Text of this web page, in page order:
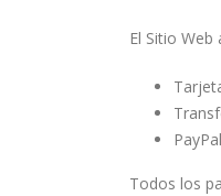
El Sitio
Todos los